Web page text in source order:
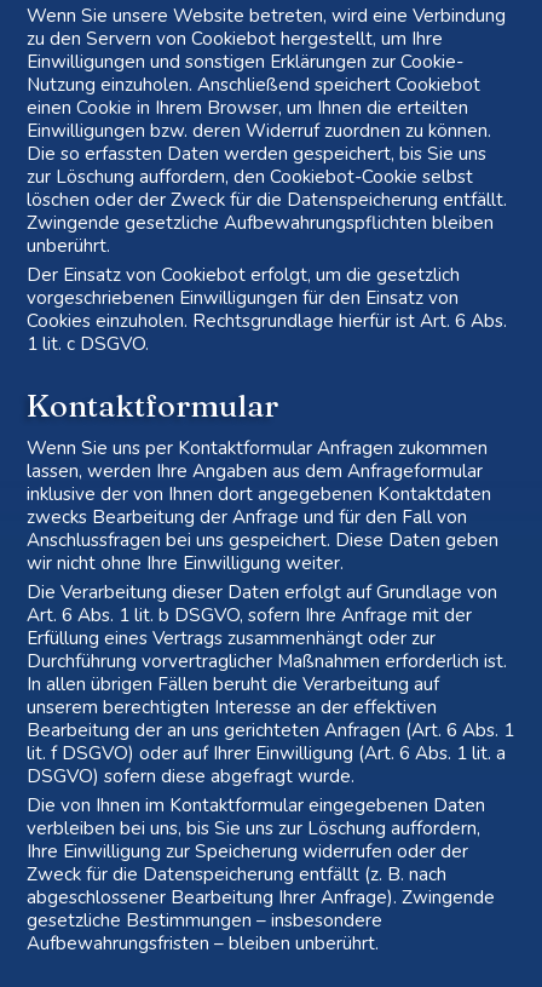
Wenn Sie unsere Website betreten, wird eine Verbindung
zu den Servern von Cookiebot hergestellt, um Ihre
Einwilligungen und sonstigen Erklärungen zur Cookie-
Nutzung einzuholen. Anschließend speichert Cookiebot
einen Cookie in Ihrem Browser, um Ihnen die erteilten
Einwilligungen bzw. deren Widerruf zuordnen zu können.
Die so erfassten Daten werden gespeichert, bis Sie uns
zur Löschung auffordern, den Cookiebot-Cookie selbst
löschen oder der Zweck für die Datenspeicherung entfällt.
Zwingende gesetzliche Aufbewahrungspflichten bleiben
unberührt.
Der Einsatz von Cookiebot erfolgt, um die gesetzlich
vorgeschriebenen Einwilligungen für den Einsatz von
Cookies einzuholen. Rechtsgrundlage hierfür ist Art. 6 Abs.
1 lit. c DSGVO.
Kontaktformular
Wenn Sie uns per Kontaktformular Anfragen zukommen
lassen, werden Ihre Angaben aus dem Anfrageformular
inklusive der von Ihnen dort angegebenen Kontaktdaten
zwecks Bearbeitung der Anfrage und für den Fall von
Anschlussfragen bei uns gespeichert. Diese Daten geben
wir nicht ohne Ihre Einwilligung weiter.
Die Verarbeitung dieser Daten erfolgt auf Grundlage von
Art. 6 Abs. 1 lit. b DSGVO, sofern Ihre Anfrage mit der
Erfüllung eines Vertrags zusammenhängt oder zur
Durchführung vorvertraglicher Maßnahmen erforderlich ist.
In allen übrigen Fällen beruht die Verarbeitung auf
unserem berechtigten Interesse an der effektiven
Bearbeitung der an uns gerichteten Anfragen (Art. 6 Abs. 1
lit. f DSGVO) oder auf Ihrer Einwilligung (Art. 6 Abs. 1 lit. a
DSGVO) sofern diese abgefragt wurde.
Die von Ihnen im Kontaktformular eingegebenen Daten
verbleiben bei uns, bis Sie uns zur Löschung auffordern,
Ihre Einwilligung zur Speicherung widerrufen oder der
Zweck für die Datenspeicherung entfällt (z. B. nach
abgeschlossener Bearbeitung Ihrer Anfrage). Zwingende
gesetzliche Bestimmungen – insbesondere
Aufbewahrungsfristen – bleiben unberührt.